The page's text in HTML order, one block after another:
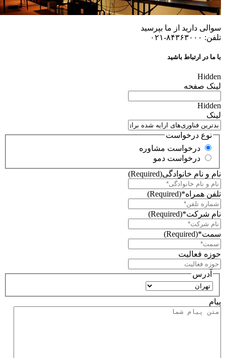
سوالی دارید از ما بپرسید
تلفن: ۸۴۳۶۳۰۰۰-۰۲۱
با ما در ارتباط باشید
Hidden
لینک صفحه
Hidden
لینک
نوع درخواست
درخواست مشاوره
درخواست دمو
نام و نام خانوادگی(Required)
تلفن همراه*(Required)
نام شرکت*(Required)
سمت*(Required)
حوزه فعالیت
آدرس
استان
پیام